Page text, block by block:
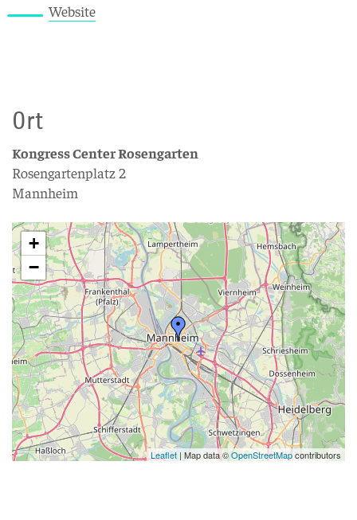
Website
Ort
Kongress Center Rosengarten
Rosengartenplatz 2
Mannheim
+
−
Leaflet | Map data ©OpenStreetMapcontributors